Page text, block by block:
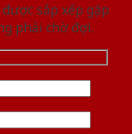
sắp xếp gặp
phải chờ đợi.